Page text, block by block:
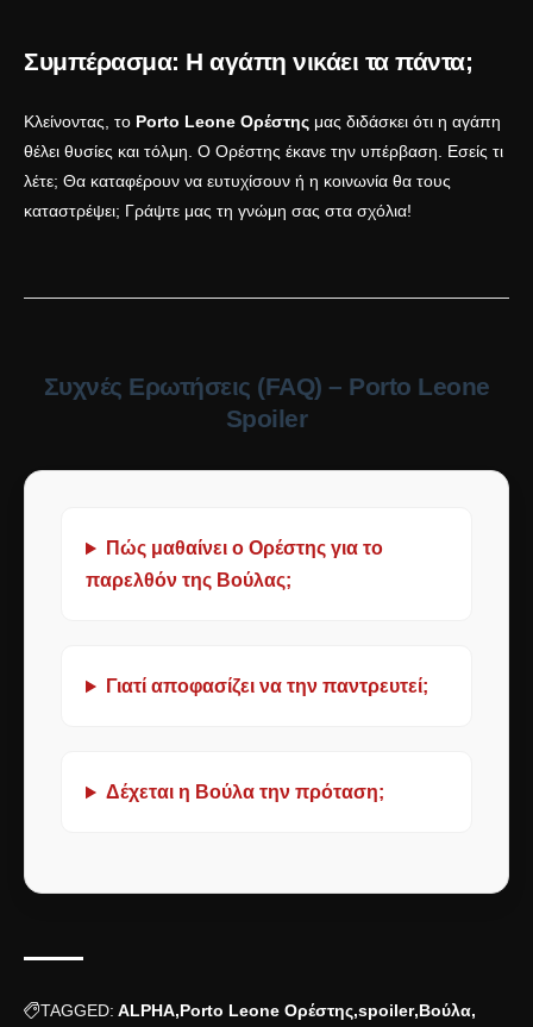
Συμπέρασμα: Η αγάπη νικάει τα πάντα;
Κλείνοντας, το Porto Leone Ορέστης μας διδάσκει ότι η αγάπη
θέλει θυσίες και τόλμη. Ο Ορέστης έκανε την υπέρβαση. Εσείς τι
λέτε; Θα καταφέρουν να ευτυχίσουν ή η κοινωνία θα τους
καταστρέψει; Γράψτε μας τη γνώμη σας στα σχόλια!
Συχνές Ερωτήσεις (FAQ) – Porto Leone
Spoiler
Πώς μαθαίνει ο Ορέστης για το
παρελθόν της Βούλας;
Γιατί αποφασίζει να την παντρευτεί;
Δέχεται η Βούλα την πρόταση;
TAGGED: ALPHA Porto Leone Ορέστης spoiler Βούλα